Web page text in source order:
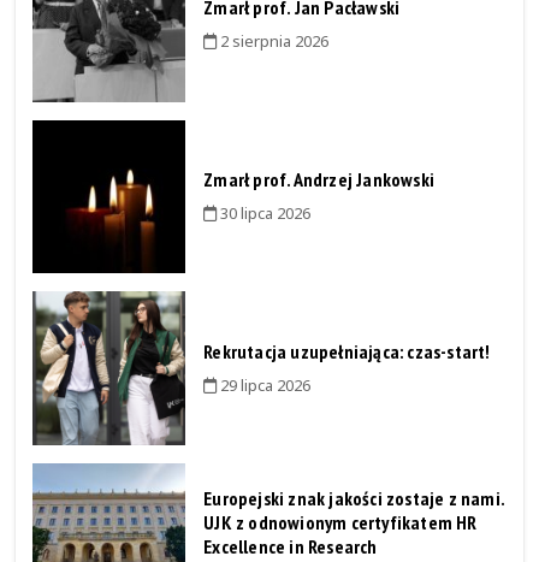
Zmarł prof. Jan Pacławski
2 sierpnia 2026
Zmarł prof. Andrzej Jankowski
30 lipca 2026
Rekrutacja uzupełniająca: czas-start!
29 lipca 2026
Europejski znak jakości zostaje z nami.
UJK z odnowionym certyfikatem HR
Excellence in Research